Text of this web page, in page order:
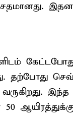
சேதமானது.
தற்போது
வருகிறது.
50